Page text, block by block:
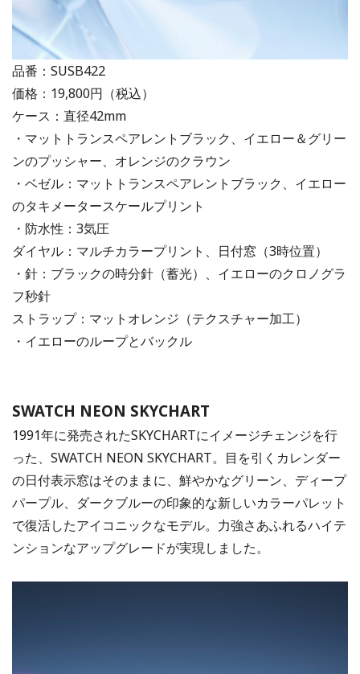
品番：SUSB422
価格：19,800円（税込）
ケース：直径42mm
・マットトランスペアレントブラック、イエロー＆グリー
ンのプッシャー、オレンジのクラウン
・ベゼル：マットトランスペアレントブラック、イエロー
のタキメータースケールプリント
・防水性：3気圧
ダイヤル：マルチカラープリント、日付窓（3時位置）
・針：ブラックの時分針（蓄光）、イエローのクロノグラ
フ秒針
ストラップ：マットオレンジ（テクスチャー加工）
・イエローのループとバックル
SWATCH NEON SKYCHART
1991年に発売されたSKYCHARTにイメージチェンジを行
った、SWATCH NEON SKYCHART。目を引くカレンダー
の日付表示窓はそのままに、鮮やかなグリーン、ディープ
パープル、ダークブルーの印象的な新しいカラーパレット
で復活したアイコニックなモデル。力強さあふれるハイテ
ンションなアップグレードが実現しました。